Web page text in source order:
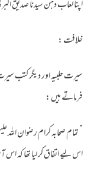
اپنا لعاب دہن سیدنا صدیق اکبر
خلافت :
سیرت حلبیہ اور دیگر کتب
فرماتے ہیں :
” تمام صحابہ کرام رضوان
اس لیے اتفاق کر لیا تھا کہ